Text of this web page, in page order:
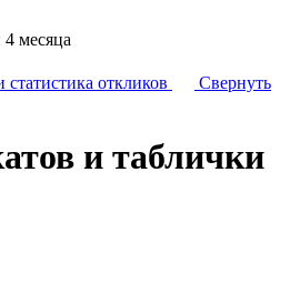
4 месяца
статистика откликов Свернуть
и таблички